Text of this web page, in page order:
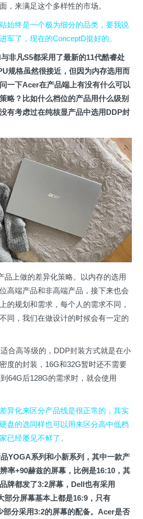
，来满足这个多样性的市场。
站始终是一个极为细分的品类，要我说
军了，现在的ConceptD挺好的。
非凡S5都采用了最新的11代酷睿处
规格虽然很接近，但因为内存选用而
一下Acer在产品端上有没有什么可以
略？比如什么档位的产品用什么级别
有考虑过在纯核显产品中选用DDP封
品上做的差异化策略。以内存的选用
高端产品和非高端产品，接下来也会
的规划和需求，每个人的需求不同，
同，我们在做设计的时候会有一定的
合高等级的，DDP封装方式就是在小
度的封装，16G和32G暂时还不需要
64G后128G的需求时，就会使用
差异化来区分产品线是很正常的，其实
盘的选同样也可以用来区分高中低档
已经屡见不鲜了。
YOGA系列和小新系列，其中一款产
率+90赫兹的屏幕，比例是16:10，其
牌都发了3:2屏幕，Dell也有采用
部分屏幕基本上都是16:9，只有
分采用3:2的屏幕的配备。Acer是否